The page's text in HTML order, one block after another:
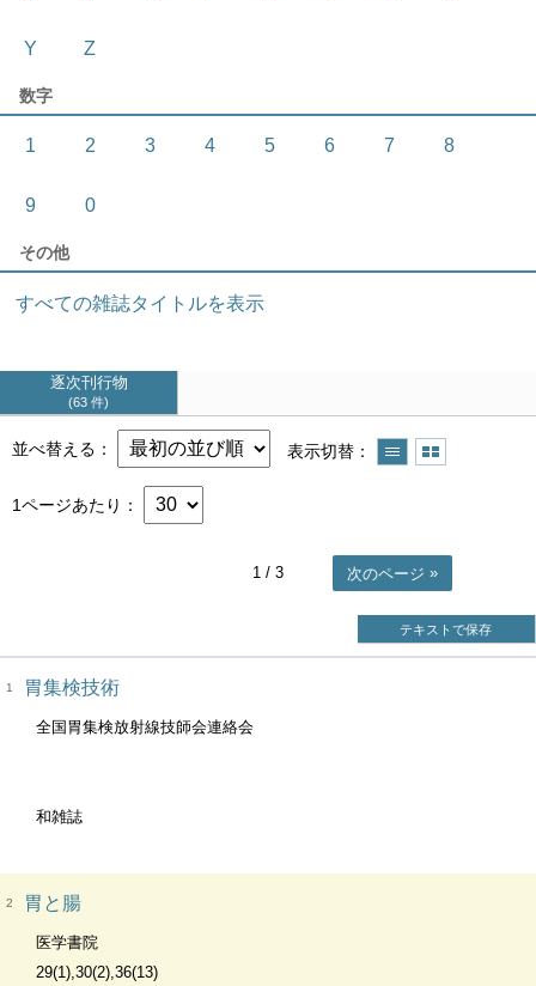
Y Z
数字
1 2 3 4 5 6 7 8
9 0
その他
すべての雑誌タイトルを表示
逐次刊行物
63 件
並べ替える 表示切替
1ページあたり
1 / 3 次のページ
テキストで保存
1 胃集検技術
全国胃集検放射線技師会連絡会
和雑誌
2 胃と腸
医学書院
29(1),30(2),36(13)